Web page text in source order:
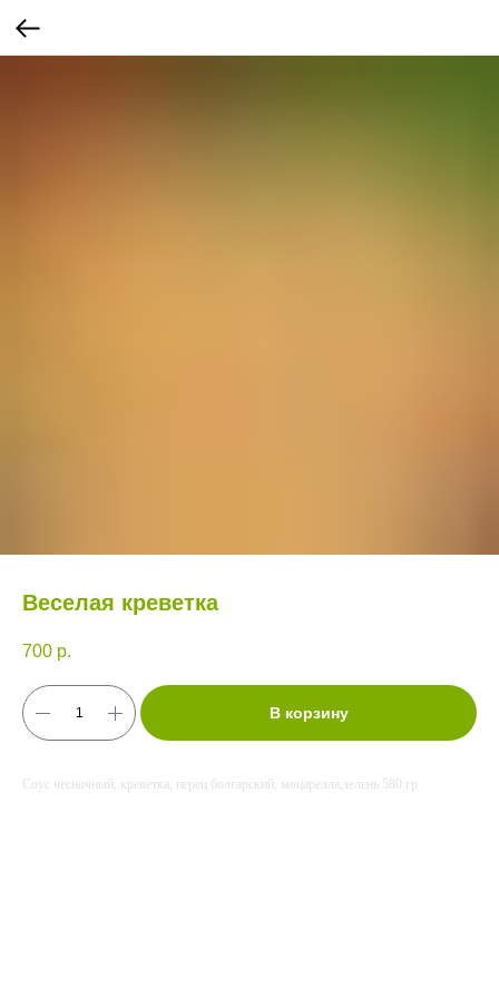
Веселая креветка
700 р.
В корзину
Соус чесночный, креветка, перец болгарский, моцарелла,зелень 580 гр